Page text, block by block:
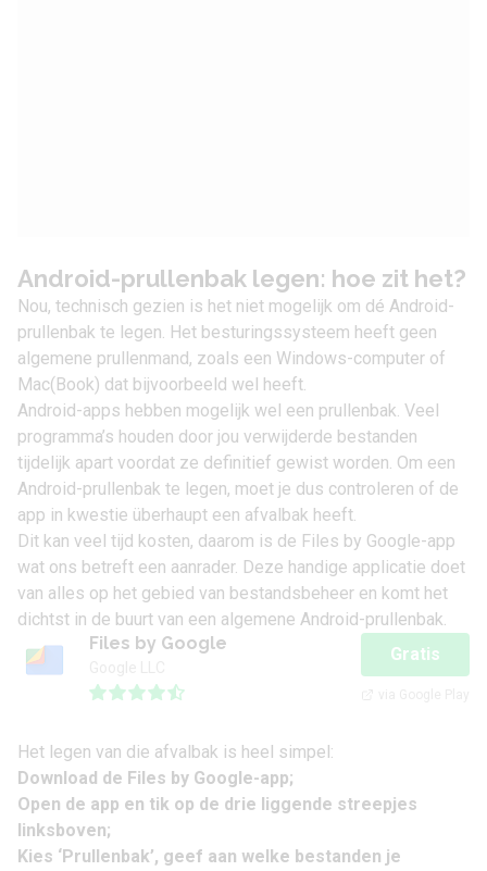
Android-prullenbak legen: hoe zit het?
Nou, technisch gezien is het niet mogelijk om dé Android-
prullenbak te legen. Het besturingssysteem heeft geen
algemene prullenmand, zoals een Windows-computer of
Mac(Book) dat bijvoorbeeld wel heeft.
Android-apps hebben mogelijk wel een prullenbak. Veel
programma’s houden door jou verwijderde bestanden
tijdelijk apart voordat ze definitief gewist worden. Om een
Android-prullenbak te legen, moet je dus controleren of de
app in kwestie überhaupt een afvalbak heeft.
Dit kan veel tijd kosten, daarom is de Files by Google-app
wat ons betreft een aanrader. Deze handige applicatie doet
van alles op het gebied van bestandsbeheer en komt het
dichtst in de buurt van een algemene Android-prullenbak.
Files by Google
Gratis
Het legen van die afvalbak is heel simpel:
Download de Files by Google-app;
Open de app en tik op de drie liggende streepjes
linksboven;
Kies ‘Prullenbak’, geef aan welke bestanden je